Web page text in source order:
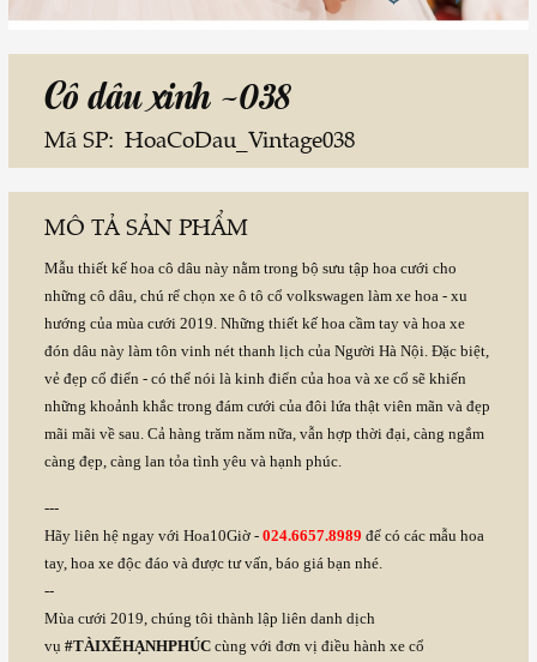
Cô dâu xinh -038
Mã SP: HoaCoDau_Vintage038
MÔ TẢ SẢN PHẨM
Mẫu thiết kế hoa cô dâu này nằm trong bộ sưu tập hoa cưới cho
những cô dâu, chú rể chọn xe ô tô cổ volkswagen làm xe hoa - xu
hướng của mùa cưới 2019. Những thiết kế hoa cầm tay và hoa xe
đón dâu này làm tôn vinh nét thanh lịch của Người Hà Nội. Đặc biệt,
vẻ đẹp cổ điển - có thể nói là kinh điển của hoa và xe cổ sẽ khiến
những khoảnh khắc trong đám cưới của đôi lứa thật viên mãn và đẹp
mãi mãi về sau. Cả hàng trăm năm nữa, vẫn hợp thời đại, càng ngắm
càng đẹp, càng lan tỏa tình yêu và hạnh phúc.
---
Hãy liên hệ ngay với Hoa10Giờ - 024.6657.8989 để có các mẫu hoa
tay, hoa xe độc đáo và được tư vấn, báo giá bạn nhé.
--
Mùa cưới 2019, chúng tôi thành lập liên danh dịch
vụ #TÀIXẾHẠNHPHÚCcùng với đơn vị điều hành xe cổ